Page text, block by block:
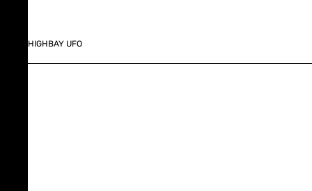
HIGHBAY UFO